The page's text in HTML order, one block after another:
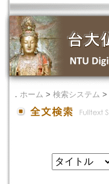
． ホーム > 検索システム >